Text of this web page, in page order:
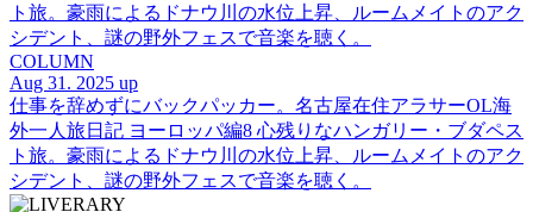
ト旅。豪雨によるドナウ川の水位上昇、ルームメイトのアク
シデント、謎の野外フェスで音楽を聴く。
COLUMN
Aug 31. 2025 up
仕事を辞めずにバックパッカー。名古屋在住アラサーOL海
外一人旅日記 ヨーロッパ編8 心残りなハンガリー・ブダペス
ト旅。豪雨によるドナウ川の水位上昇、ルームメイトのアク
シデント、謎の野外フェスで音楽を聴く。